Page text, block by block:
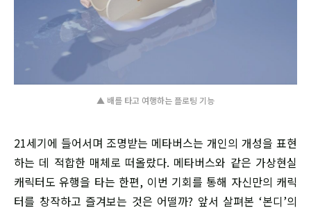
▲ 배를 타고 여행하는 플로팅 기능
21세기에 들어서며 조명받는 메타버스는 개인의 개성을 표현
하는 데 적합한 매체로 떠올랐다. 메타버스와 같은 가상현실
캐릭터도 유행을 타는 한편, 이번 기회를 통해 자신만의 캐릭
터를 창작하고 즐겨보는 것은 어떨까? 앞서 살펴본 ‘본디’의